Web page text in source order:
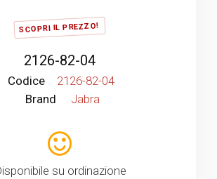
SCOPRI IL PREZZO!
2126-82-04
Codice
2126-82-04
Brand
Jabra
su ordinazione